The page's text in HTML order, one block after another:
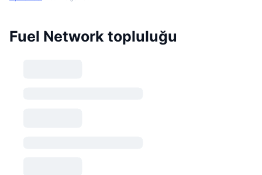
Fuel Network topluluğu